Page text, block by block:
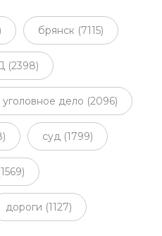
брянск (7115)
(2398)
уголовное дело (2096)
суд (1799)
дороги (1127)